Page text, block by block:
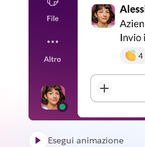
Esegui animazione